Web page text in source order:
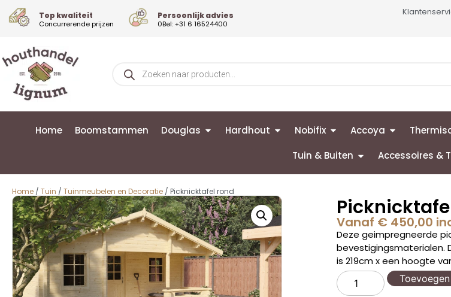
Top kwaliteit
Concurrerende prijzen
Persoonlijk advies
0Bel: +31 6 16524400
Home Boomstammen Douglas Hardhout Nobifix Accoya
Tuin & Buiten Accessoires &
Home / Tuin / Tuinmeubelen en Decoratie / Picknicktafel rond
Vanaf €450,00
Deze geimpregneerde
bevestigingsmaterialen.
is 219cm x een hoogte